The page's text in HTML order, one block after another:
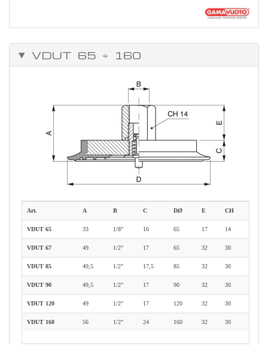
VDUT 65 ÷ 160
Art. A B C DØ E CH
VDUT 65 33 1/8" 16 65 17 14
VDUT 67 49 1/2" 17 65 32 30
VDUT 85 49,5 1/2" 17,5 85 32 30
VDUT 90 49,5 1/2" 17 90 32 30
VDUT 120 49 1/2" 17 120 32 30
VDUT 160 56 1/2" 24 160 32 30